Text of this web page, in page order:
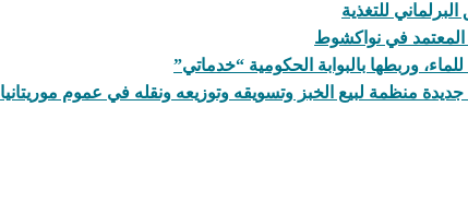
للتغذية
المعتمد في نواكشوط
وربطها بالبوابة الحكومية “خدماتي”
منظمة لبيع الخبز وتسويقه وتوزيعه ونقله في عموم موريتانيا